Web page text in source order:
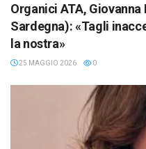
Organici ATA,
Sardegna): «Tagli
la nostra»
25 MAGGIO 2026 0